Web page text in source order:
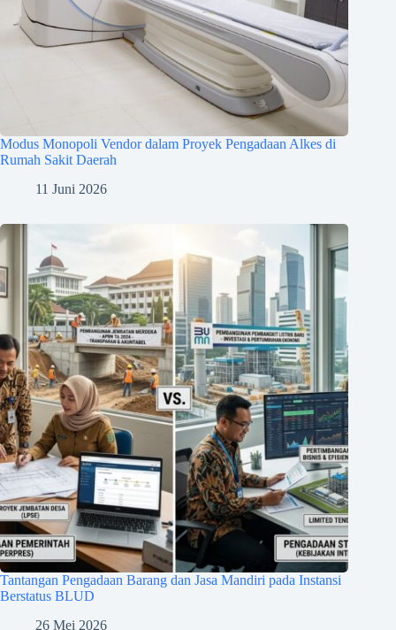
Modus Monopoli Vendor dalam Proyek Pengadaan Alkes di
Rumah Sakit Daerah
11 Juni 2026
Tantangan Pengadaan Barang dan Jasa Mandiri pada Instansi
Berstatus BLUD
26 Mei 2026